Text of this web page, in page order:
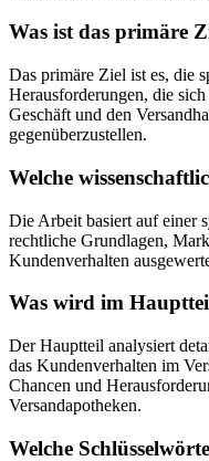
Was ist das primäre
Das primäre Ziel ist es, die
Herausforderungen, die
Geschäft und den
gegenüberzustellen.
Welche
Die Arbeit basiert auf einer
rechtliche Grundlagen,
Kundenverhalten
Was wird im
Der Hauptteil analysiert
das Kundenverhalten im
Chancen und
Versandapotheken.
Welche